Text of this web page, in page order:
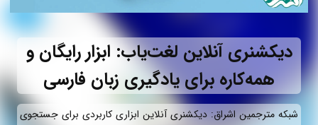
دیکشنری آنلاین لغت‌یاب: ابزار رایگان و
همه‌کاره برای یادگیری زبان فارسی
شبکه مترجمین اشراق: دیکشنری آنلاین ابزاری کاربردی برای جستجوی